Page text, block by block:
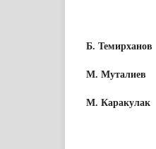
Б. Темирханов
М. Муталиев
М. Каракулак